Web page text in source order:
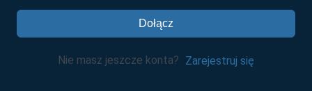
Dołącz
Nie masz jeszcze konta? Zarejestruj się